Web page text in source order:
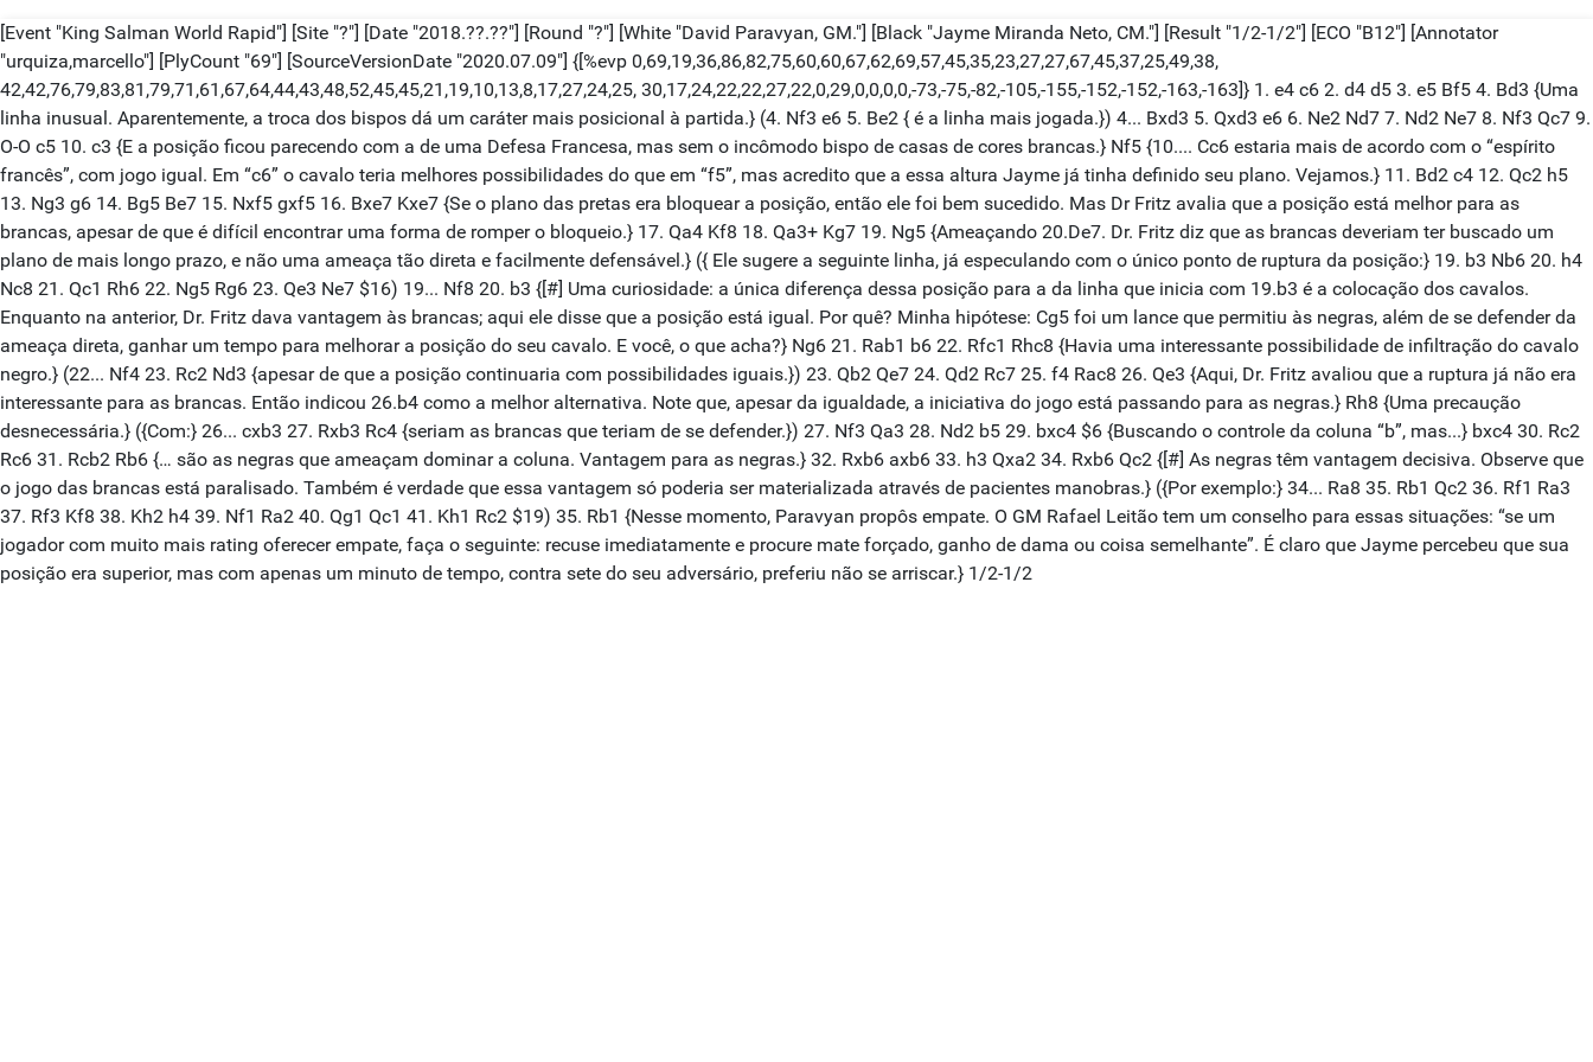
[Event "King Salman World Rapid"] [Site "?"] [Date "2018.??.??"] [Round "?"] [White "David Paravyan, GM."] [Black "Jayme Miranda Neto, CM."] [Result "1/2-1/2"] [ECO "B12"] [Annotator
"urquiza,marcello"] [PlyCount "69"] [SourceVersionDate "2020.07.09"] {[%evp 0,69,19,36,86,82,75,60,60,67,62,69,57,45,35,23,27,27,67,45,37,25,49,38,
42,42,76,79,83,81,79,71,61,67,64,44,43,48,52,45,45,21,19,10,13,8,17,27,24,25, 30,17,24,22,22,27,22,0,29,0,0,0,0,-73,-75,-82,-105,-155,-152,-152,-163,-163]} 1. e4 c6 2. d4 d5 3. e5 Bf5 4. Bd3 {Uma
linha inusual. Aparentemente, a troca dos bispos dá um caráter mais posicional à partida.} (4. Nf3 e6 5. Be2 { é a linha mais jogada.}) 4... Bxd3 5. Qxd3 e6 6. Ne2 Nd7 7. Nd2 Ne7 8. Nf3 Qc7 9.
O-O c5 10. c3 {E a posição ficou parecendo com a de uma Defesa Francesa, mas sem o incômodo bispo de casas de cores brancas.} Nf5 {10.... Cc6 estaria mais de acordo com o “espírito
francês”, com jogo igual. Em “c6” o cavalo teria melhores possibilidades do que em “f5”, mas acredito que a essa altura Jayme já tinha definido seu plano. Vejamos.} 11. Bd2 c4 12. Qc2 h5
13. Ng3 g6 14. Bg5 Be7 15. Nxf5 gxf5 16. Bxe7 Kxe7 {Se o plano das pretas era bloquear a posição, então ele foi bem sucedido. Mas Dr Fritz avalia que a posição está melhor para as
brancas, apesar de que é difícil encontrar uma forma de romper o bloqueio.} 17. Qa4 Kf8 18. Qa3+ Kg7 19. Ng5 {Ameaçando 20.De7. Dr. Fritz diz que as brancas deveriam ter buscado um
plano de mais longo prazo, e não uma ameaça tão direta e facilmente defensável.} ({ Ele sugere a seguinte linha, já especulando com o único ponto de ruptura da posição:} 19. b3 Nb6 20. h4
Nc8 21. Qc1 Rh6 22. Ng5 Rg6 23. Qe3 Ne7 $16) 19... Nf8 20. b3 {[#] Uma curiosidade: a única diferença dessa posição para a da linha que inicia com 19.b3 é a colocação dos cavalos.
Enquanto na anterior, Dr. Fritz dava vantagem às brancas; aqui ele disse que a posição está igual. Por quê? Minha hipótese: Cg5 foi um lance que permitiu às negras, além de se defender da
ameaça direta, ganhar um tempo para melhorar a posição do seu cavalo. E você, o que acha?} Ng6 21. Rab1 b6 22. Rfc1 Rhc8 {Havia uma interessante possibilidade de infiltração do cavalo
negro.} (22... Nf4 23. Rc2 Nd3 {apesar de que a posição continuaria com possibilidades iguais.}) 23. Qb2 Qe7 24. Qd2 Rc7 25. f4 Rac8 26. Qe3 {Aqui, Dr. Fritz avaliou que a ruptura já não era
interessante para as brancas. Então indicou 26.b4 como a melhor alternativa. Note que, apesar da igualdade, a iniciativa do jogo está passando para as negras.} Rh8 {Uma precaução
desnecessária.} ({Com:} 26... cxb3 27. Rxb3 Rc4 {seriam as brancas que teriam de se defender.}) 27. Nf3 Qa3 28. Nd2 b5 29. bxc4 $6 {Buscando o controle da coluna “b”, mas...} bxc4 30. Rc2
Rc6 31. Rcb2 Rb6 {… são as negras que ameaçam dominar a coluna. Vantagem para as negras.} 32. Rxb6 axb6 33. h3 Qxa2 34. Rxb6 Qc2 {[#] As negras têm vantagem decisiva. Observe que
o jogo das brancas está paralisado. Também é verdade que essa vantagem só poderia ser materializada através de pacientes manobras.} ({Por exemplo:} 34... Ra8 35. Rb1 Qc2 36. Rf1 Ra3
37. Rf3 Kf8 38. Kh2 h4 39. Nf1 Ra2 40. Qg1 Qc1 41. Kh1 Rc2 $19) 35. Rb1 {Nesse momento, Paravyan propôs empate. O GM Rafael Leitão tem um conselho para essas situações: “se um
jogador com muito mais rating oferecer empate, faça o seguinte: recuse imediatamente e procure mate forçado, ganho de dama ou coisa semelhante”. É claro que Jayme percebeu que sua
posição era superior, mas com apenas um minuto de tempo, contra sete do seu adversário, preferiu não se arriscar.} 1/2-1/2